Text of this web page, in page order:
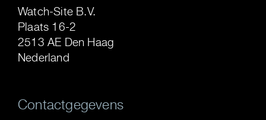
Watch-Site B.V.
Plaats 16-2
2513 AE Den Haag
Nederland
Contactgegevens